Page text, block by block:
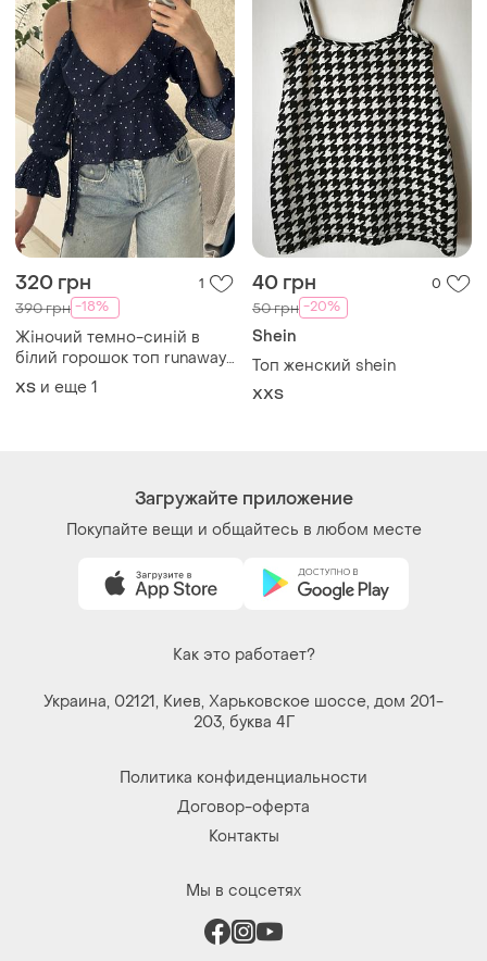
320 грн 1
390 грн -18%
Жіночий темно-синій в
білий горошок топ runaway
the label, xs-s, блуза з
ХS и еще 1
40 грн 0
50 грн -20%
Shein
Топ женский shein
XХS
Загружайте приложение
Покупайте вещи и общайтесь в любом месте
Как это работает?
Украина, 02121, Киев, Харьковское шоссе, дом 201-
203, буква 4Г
Политика конфиденциальности
Договор-оферта
Контакты
Мы в соцсетях